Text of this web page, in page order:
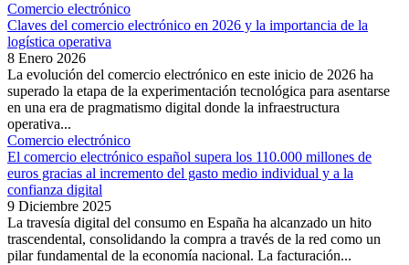
Comercio electrónico
Claves del comercio electrónico en 2026 y la importancia de la
logística operativa
8 Enero 2026
La evolución del comercio electrónico en este inicio de 2026 ha
superado la etapa de la experimentación tecnológica para asentarse
en una era de pragmatismo digital donde la infraestructura
operativa...
Comercio electrónico
El comercio electrónico español supera los 110.000 millones de
euros gracias al incremento del gasto medio individual y a la
confianza digital
9 Diciembre 2025
La travesía digital del consumo en España ha alcanzado un hito
trascendental, consolidando la compra a través de la red como un
pilar fundamental de la economía nacional. La facturación...